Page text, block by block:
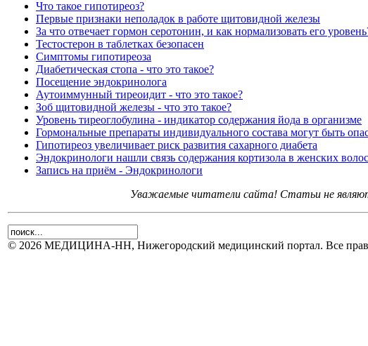
Что такое гипотиреоз?
Первые признаки неполадок в работе щитовидной железы
За что отвечает гормон серотонин, и как нормализовать его
Тестостерон в таблетках безопасен
Симптомы гипотиреоза
Диабетическая стопа - что это такое?
Посещение эндокринолога
Аутоиммунный тиреоидит - что это такое?
Зоб щитовидной железы - что это такое?
Уровень тиреоглобулина - индикатор содержания йода в организме
Гормональные препараты индивидуального состава могут быть
Гипотиреоз увеличивает риск развития сахарного диабета
Эндокринологи нашли связь содержания кортизола в женских
Запись на приём - Эндокринологи
Уважаемые читатели сайта! Статьи не
© 2026 МЕДИЦИНА-НН, Нижегородский медицинский портал. Все